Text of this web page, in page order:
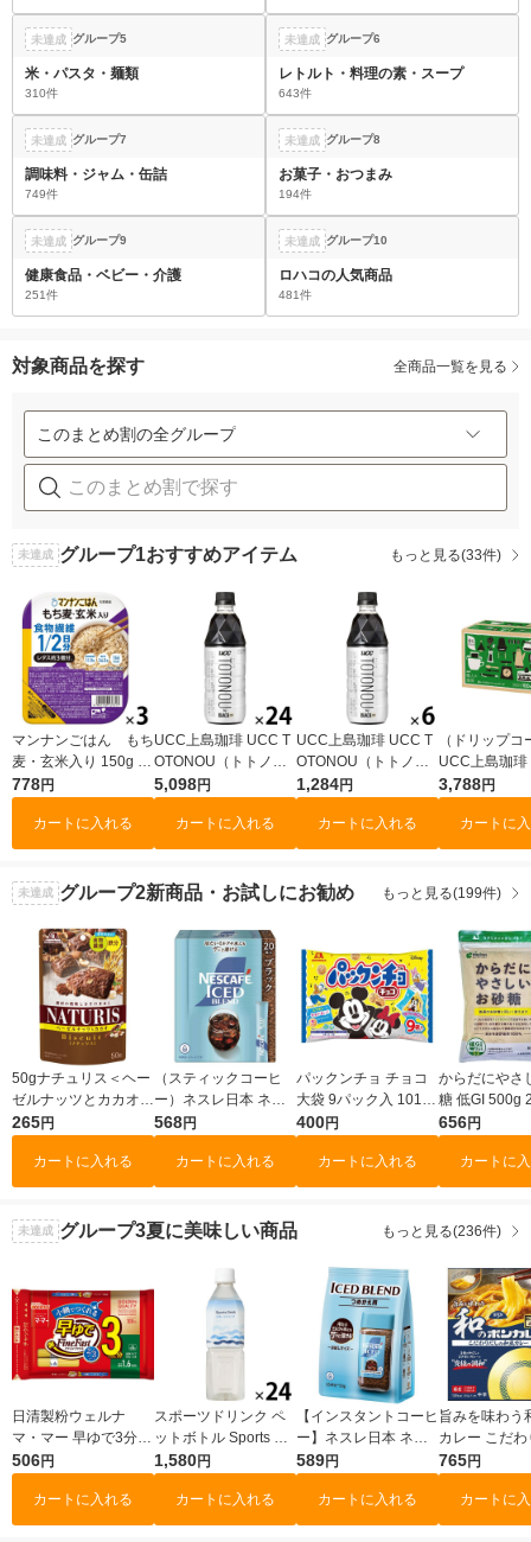
未達成 グループ5
米・パスタ・麺類
310件
未達成 グループ6
レトルト・料理の素・スープ
643件
未達成 グループ7
調味料・ジャム・缶詰
749件
未達成 グループ8
お菓子・おつまみ
194件
未達成 グループ9
健康食品・ベビー・介護
251件
未達成 グループ10
ロハコの人気商品
481件
対象商品を探す 全商品一覧を見る
このまとめ割の全グループ
未達成 グループ1おすすめアイテム もっと見る(33件)
マンナンごはん もち
麦・玄米入り 150g 3
個 大塚食品
778円
カートに入れる
UCC上島珈琲 UCC T
OTONOU（トトノ
ウ） by BLACK無糖 5
00ml 1箱（24本入）
5,098円
カートに入れる
UCC上島珈琲 UCC T
OTONOU（トトノ
ウ） by BLACK無糖 5
00ml 1セット（6本）
1,284円
カートに入れる
（ドリップコ
UCC上島珈琲
珈琲ドリップ
深いコクのス
ブレンド 1箱
入）
3,788円
カートに
未達成 グループ2新商品・お試しにお勧め もっと見る(199件)
50gナチュリス＜ヘー
ゼルナッツとカカオ＞
1袋 森永製菓 ビス
ケット クッキー 食
物繊維 鉄分
265円
カートに入れる
（スティックコーヒ
ー）ネスレ日本 ネス
カフェ アイスブレン
ド スティック ブラッ
ク 1箱（20本入）
568円
カートに入れる
パックンチョ チョコ
大袋 9パック入 101g
1袋 森永製菓 チョコ
レート小分け 小袋
食べきりサイズ
400円
カートに入れる
からだにやさ
糖 低GI 500g
うきび原料
ック付き袋 大
656円
カートに
未達成 グループ3夏に美味しい商品 もっと見る(236件)
日清製粉ウェルナ
マ・マー 早ゆで3分ス
パゲティ2/3サイズ1.6
mm チャック付結束タ
イプ （400g） ×1個
506円
カートに入れる
スポーツドリンク ペ
ットボトル Sports Dri
nk 500ml 1箱（24本
入） ライフドリンク
カンパニー オリジナ
ル スポドリ オリジナ
1,580円
カートに入れる
【インスタントコーヒ
ー】ネスレ日本 ネス
カフェ アイスブレン
ド 1袋（50g）
589円
カートに入れる
旨みを味わう
カレー こだ
の和風カレ
1セット（1個
g）×3） レ
1セット（1個
765円
カートに